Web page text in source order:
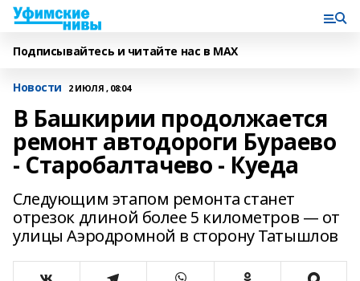
Подписывайтесь и читайте нас в MAX
Новости 2 ИЮЛЯ , 08:04
В Башкирии продолжается
ремонт автодороги Бураево
- Старобалтачево - Куеда
Следующим этапом ремонта станет
отрезок длиной более 5 километров — от
улицы Аэродромной в сторону Татышлов